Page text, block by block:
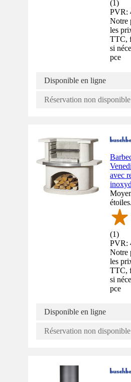
(1)
PVR:
Notre
les
TTC,
si
pce
Disponible en ligne
Réservation non disponible
avec
(1)
PVR:
Notre
les
TTC,
si
pce
Disponible en ligne
Réservation non disponible